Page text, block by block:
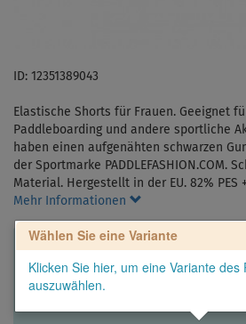
ID: 12351389043
Elastische Shorts für Frauen. Geeignet
Paddleboarding und andere sportliche
haben einen aufgenähten schwarzen
der Sportmarke PADDLEFASHION.COM.
Material. Hergestellt in der EU. 82% PES
Mehr Informationen
Wählen Sie eine Variante
Klicken Sie hier, um eine Variante des
auszuwählen.